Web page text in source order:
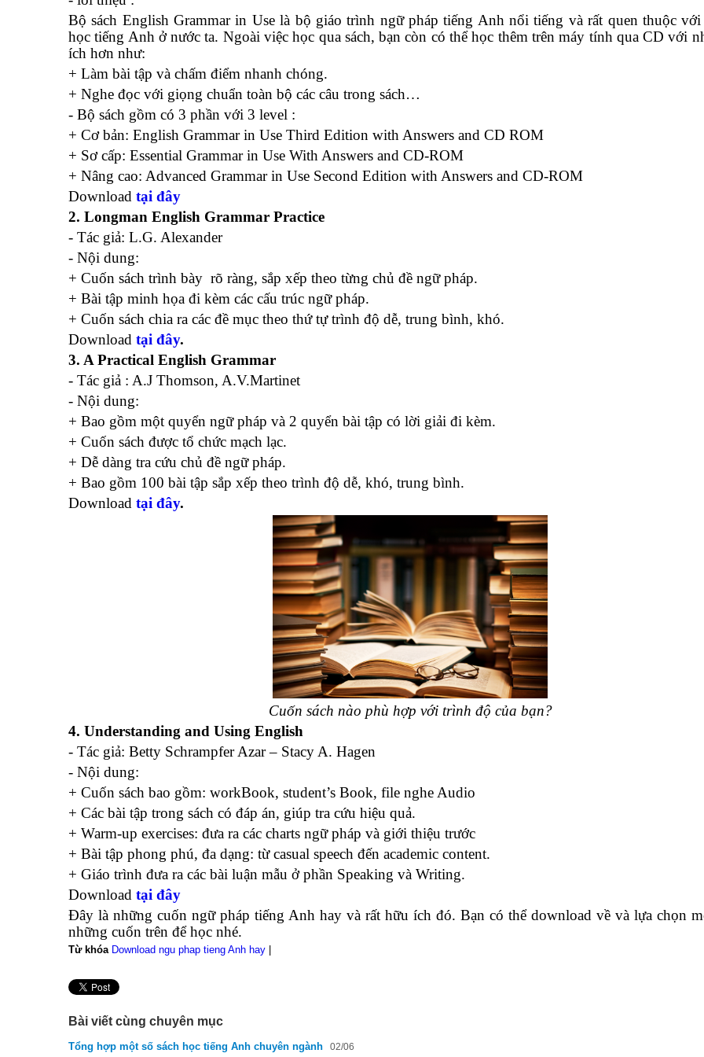
Bộ sách English Grammar in Use là bộ giáo trình ngữ pháp tiếng Anh nổi tiếng và rất quen thuộc với
học tiếng Anh ở nước ta. Ngoài việc học qua sách, bạn còn có thể học thêm trên máy tính qua CD với
ích hơn như:
+ Làm bài tập và chấm điểm nhanh chóng.
+ Nghe đọc với giọng chuẩn toàn bộ các câu trong sách…
- Bộ sách gồm có 3 phần với 3 level :
+ Cơ bản: English Grammar in Use Third Edition with Answers and CD ROM
+ Sơ cấp: Essential Grammar in Use With Answers and CD-ROM
+ Nâng cao: Advanced Grammar in Use Second Edition with Answers and CD-ROM
Download tại đây
2. Longman English Grammar Practice
- Tác giả: L.G. Alexander
- Nội dung:
+ Cuốn sách trình bày rõ ràng, sắp xếp theo từng chủ đề ngữ pháp.
+ Bài tập minh họa đi kèm các cấu trúc ngữ pháp.
+ Cuốn sách chia ra các đề mục theo thứ tự trình độ dễ, trung bình, khó.
Download tại đây.
3. A Practical English Grammar
- Tác giả : A.J Thomson, A.V.Martinet
- Nội dung:
+ Bao gồm một quyển ngữ pháp và 2 quyển bài tập có lời giải đi kèm.
+ Cuốn sách được tổ chức mạch lạc.
+ Dễ dàng tra cứu chủ đề ngữ pháp.
+ Bao gồm 100 bài tập sắp xếp theo trình độ dễ, khó, trung bình.
Download tại đây.
Cuốn sách nào phù hợp với trình độ của bạn?
4. Understanding and Using English
- Tác giả: Betty Schrampfer Azar – Stacy A. Hagen
- Nội dung:
+ Cuốn sách bao gồm: workBook, student’s Book, file nghe Audio
+ Các bài tập trong sách có đáp án, giúp tra cứu hiệu quả.
+ Warm-up exercises: đưa ra các charts ngữ pháp và giới thiệu trước
+ Bài tập phong phú, đa dạng: từ casual speech đến academic content.
+ Giáo trình đưa ra các bài luận mẫu ở phần Speaking và Writing.
Download tại đây
Đây là những cuốn ngữ pháp tiếng Anh hay và rất hữu ích đó. Bạn có thể download về và lựa chọn
những cuốn trên để học nhé.
Từ khóa Download ngu phap tieng Anh hay
Bài viết cùng chuyên mục
Tổng hợp một số sách học tiếng Anh chuyên ngành 02/06